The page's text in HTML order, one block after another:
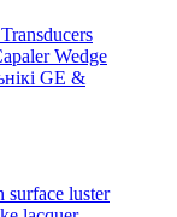
GE &